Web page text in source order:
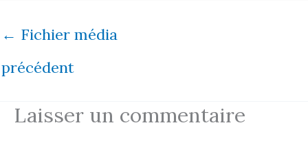
← Fichier média
précédent
Laisser un commentaire